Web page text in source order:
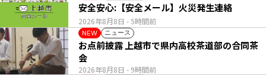
2026年8月8日 - 5時間前
安全安心:【安全メール】火災発生連絡
NEW ニュース
2026年8月8日 - 9時間前
お点前披露 上越市で県内高校茶道部の合同茶
会